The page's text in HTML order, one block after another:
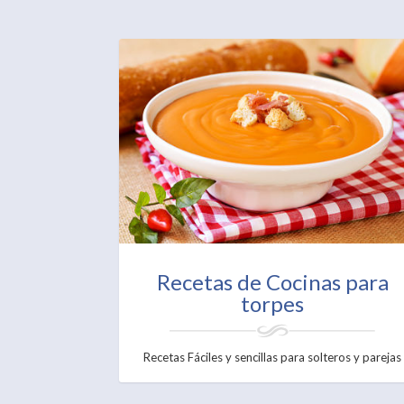
Recetas de Cocinas para
torpes
Recetas Fáciles y sencillas para solteros y parejas